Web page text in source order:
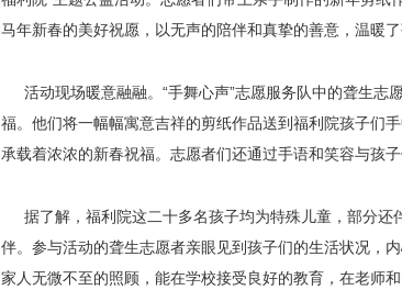
马年新春的美好祝愿，以无声的陪伴和真挚的善意，温暖了
活动现场暖意融融。“手舞心声”志愿服务队中的聋生
福。他们将一幅幅寓意吉祥的剪纸作品送到福利院孩子们
承载着浓浓的新春祝福。志愿者们还通过手语和笑容与孩
据了解，福利院这二十多名孩子均为特殊儿童，部分
伴。参与活动的聋生志愿者亲眼见到孩子们的生活状况，
家人无微不至的照顾，能在学校接受良好的教育，在老师